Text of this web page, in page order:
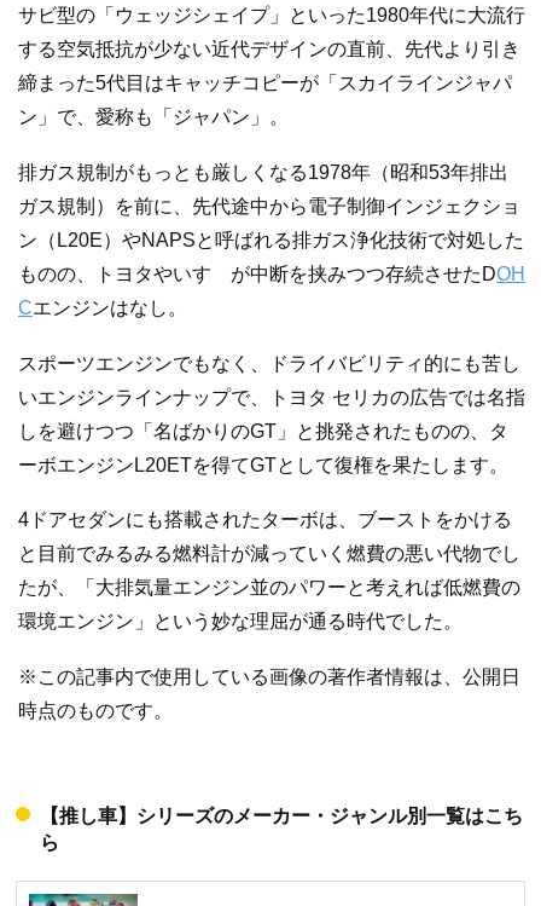
サビ型の「ウェッジシェイプ」といった1980年代に大流行
する空気抵抗が少ない近代デザインの直前、先代より引き
締まった5代目はキャッチコピーが「スカイラインジャパ
ン」で、愛称も「ジャパン」。
排ガス規制がもっとも厳しくなる1978年（昭和53年排出
ガス規制）を前に、先代途中から電子制御インジェクショ
ン（L20E）やNAPSと呼ばれる排ガス浄化技術で対処した
ものの、トヨタやいすゞが中断を挟みつつ存続させたDOH
Cエンジンはなし。
スポーツエンジンでもなく、ドライバビリティ的にも苦し
いエンジンラインナップで、トヨタ セリカの広告では名指
しを避けつつ「名ばかりのGT」と挑発されたものの、タ
ーボエンジンL20ETを得てGTとして復権を果たします。
4ドアセダンにも搭載されたターボは、ブーストをかける
と目前でみるみる燃料計が減っていく燃費の悪い代物でし
たが、「大排気量エンジン並のパワーと考えれば低燃費の
環境エンジン」という妙な理屈が通る時代でした。
※この記事内で使用している画像の著作者情報は、公開日
時点のものです。
【推し車】シリーズのメーカー・ジャンル別一覧はこち
ら